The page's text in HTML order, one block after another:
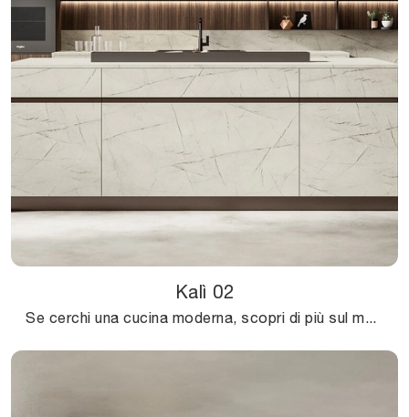
Kalì 02
Se cerchi una cucina moderna, scopri di più sul modello Kalì 02 Arredo3.